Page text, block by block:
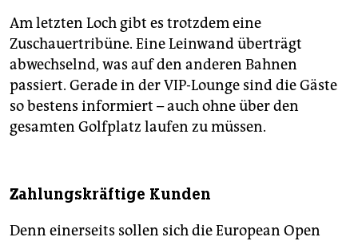
Am letzten Loch gibt es trotzdem eine
Zuschauertribüne. Eine Leinwand überträgt
abwechselnd, was auf den anderen Bahnen
passiert. Gerade in der VIP-Lounge sind die Gäste
so bestens informiert – auch ohne über den
gesamten Golfplatz laufen zu müssen.
Zahlungskräftige Kunden
Denn einerseits sollen sich die European Open